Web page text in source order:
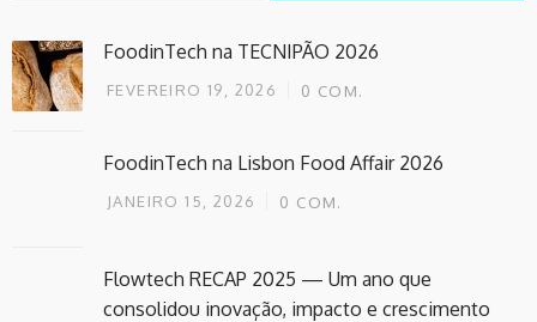
FoodinTech na TECNIPÃO 2026
FEVEREIRO 19, 2026 0 COM.
FoodinTech na Lisbon Food Affair 2026
JANEIRO 15, 2026 0 COM.
Flowtech RECAP 2025 — Um ano que
consolidou inovação, impacto e crescimento